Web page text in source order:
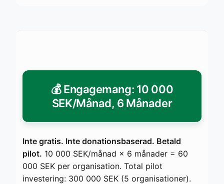
💰 Engagemang: 10 000
SEK/Månad, 6 Månader
Inte gratis. Inte donationsbaserad. Betald
pilot. 10 000 SEK/månad × 6 månader = 60
000 SEK per organisation. Total pilot
investering: 300 000 SEK (5 organisationer).